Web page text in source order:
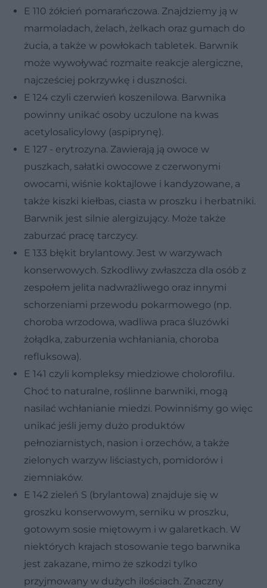
E 110 żółcień pomarańczowa. Znajdziemy ją w
marmoladach, żelach, żelkach oraz gumach do
żucia, a także w powłokach tabletek. Barwnik
może wywoływać rozmaite reakcje alergiczne,
najcześciej pokrzywkę i duszności.
E 124 czyli czerwień koszenilowa. Barwnika
powinny unikać osoby uczulone na kwas
acetylosalicylowy (aspiprynę).
E 127 - erytrozyna. Zawierają ją owoce w
puszkach, sałatki owocowe z czerwonymi
owocami, wiśnie koktajlowe i kandyzowane, a
także kiszki kiełbas, ciasta w proszku i herbatniki.
Barwnik jest silnie alergizujący. Może także
zaburzać pracę tarczycy.
E 133 błękit brylantowy. Jest w warzywach
konserwowych. Szkodliwy zwłaszcza dla osób z
zespołem jelita nadwrażliwego oraz innymi
schorzeniami przewodu pokarmowego (np.
choroba wrzodowa, wadliwa praca śluzówki
żołądka, zaburzenia wchłaniania, choroba
refluksowa).
E 141 czyli kompleksy miedziowe cholorofilu.
Choć to naturalne, roślinne barwniki, mogą
nasilać wchłanianie miedzi. Powinniśmy go więc
unikać jeśli jemy dużo produktów
pełnoziarnistych, nasion i orzechów, a także
zielonych warzyw liściastych, pomidorów i
ziemniaków.
E 142 zieleń S (brylantowa) znajduje się w
groszku konserwowym, serniku w proszku,
gotowym sosie miętowym i w galaretkach. W
niektórych krajach stosowanie tego barwnika
jest zakazane, mimo że szkodzi tylko
przyjmowany w dużych ilościach. Znaczny